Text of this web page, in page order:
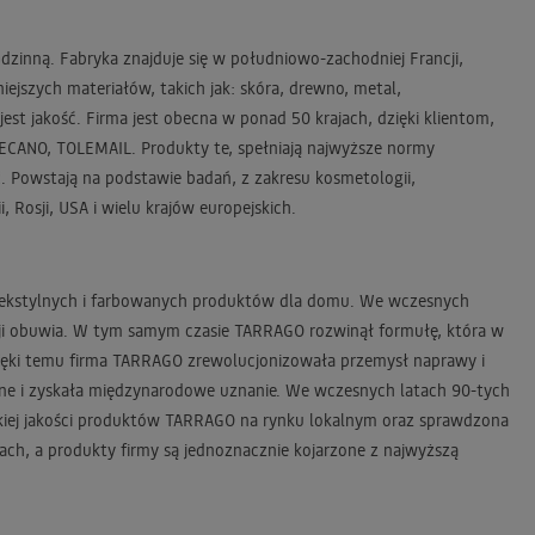
Fabryka znajduje się w południowo-zachodniej Francji,
materiałów, takich jak: skóra, drewno, metal,
jakość. Firma jest obecna w ponad 50 krajach, dzięki klientom,
TOLEMAIL. Produkty te, spełniają najwyższe normy
na podstawie badań, z zakresu kosmetologii,
USA i wielu krajów europejskich.
i farbowanych produktów dla domu. We wczesnych
W tym samym czasie TARRAGO rozwinął formułę, która w
temu firma TARRAGO zrewolucjonizowała przemysł naprawy i
i zyskała międzynarodowe uznanie. We wczesnych latach 90-tych
jakości produktów TARRAGO na rynku lokalnym oraz sprawdzona
a produkty firmy są jednoznacznie kojarzone z najwyższą